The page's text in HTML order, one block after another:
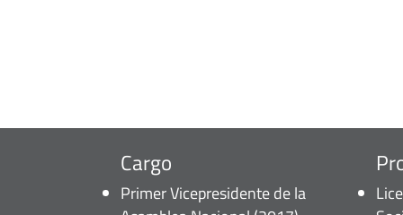
Cargo
Primer Vicepresidente de la